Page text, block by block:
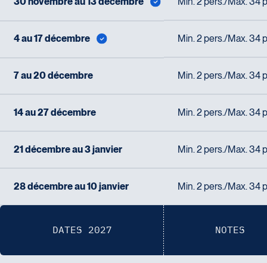
4 au 17 décembre Min. 2 pers./Max. 34
7 au 20 décembre Min. 2 pers./Max. 34
14 au 27 décembre Min. 2 pers./Max. 34
21 décembre au 3 janvier Min. 2 pers./Max. 34
28 décembre au 10 janvier Min. 2 pers./Max. 34
DATES 2027 NOTES